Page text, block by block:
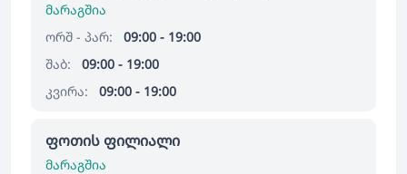
მარაგშია
ორშ - პარ:
09:00 - 19:00
შაბ:
09:00 - 19:00
კვირა:
09:00 - 19:00
ფოთის ფილიალი
მარაგშია